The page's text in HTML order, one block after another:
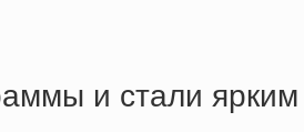
и стали